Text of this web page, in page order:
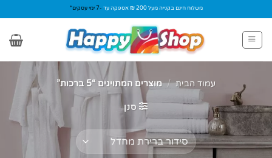
to
content
משלוח חינם בקנייה מעל 200 ₪ אספקה עד -7 ימי עסקים*
עמוד הבית / מוצרים המתויגים “5 ברכות”
סנן